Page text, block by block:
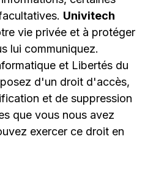
Univitech
vie privée et à protéger
lui communiquez.
et Libertés du
d'un droit d'accès,
et de suppression
que vous nous avez
exercer ce droit en